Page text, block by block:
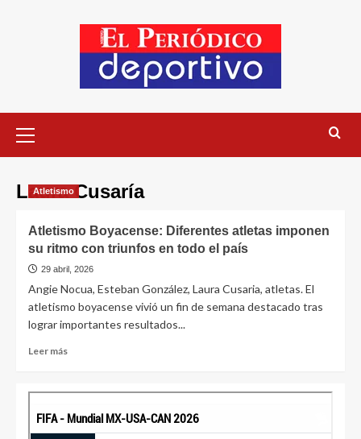
Laura Cusaría
Atletismo
Atletismo Boyacense: Diferentes atletas imponen
su ritmo con triunfos en todo el país
29 abril, 2026
Angie Nocua, Esteban González, Laura Cusaria, atletas. El
atletismo boyacense vivió un fin de semana destacado tras
lograr importantes resultados...
Leer más